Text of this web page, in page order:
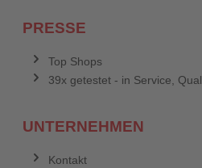
PRESSE
Top Shops
39x getestet - in Service,
UNTERNEHMEN
Kontakt